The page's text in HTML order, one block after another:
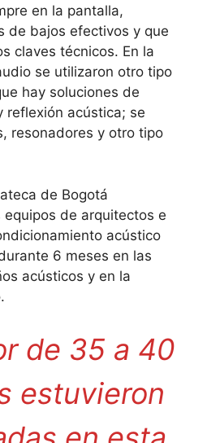
en la pantalla,
de bajos efectivos y que
claves técnicos. En la
se utilizaron otro tipo
hay soluciones de
reflexión acústica; se
resonadores y otro tipo
de Bogotá
de arquitectos e
acústico
6 meses en las
acústicos y en la
de 35 a 40
estuvieron